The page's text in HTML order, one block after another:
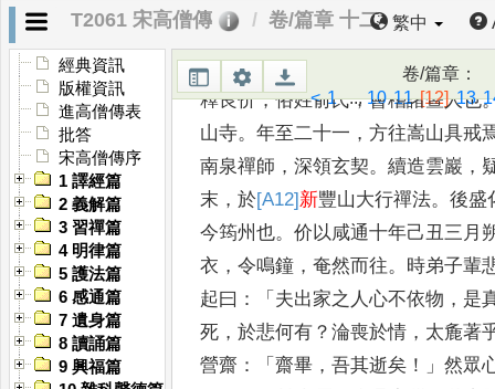
T2061 宋高僧傳 卷/篇章 十二 繁中
經典資訊
版權資訊
進高僧傳表
批答
宋高僧傳序
1 譯經篇
2 義解篇
3 習禪篇
4 明律篇
5 護法篇
6 感通篇
7 遺身篇
8 讀誦篇
9 興福篇
卷/篇章：
< 1...10 11 [12] 13
釋良价，俗姓俞氏，會稽諸暨人也
山寺。年至二十一 ，方往嵩山具戒
南泉禪師 ，深領玄契。續造雲巖 ，
末 ，於[A12]新豐山大行禪法。後盛
今筠州也。价以咸通十年己丑三月
衣 ，令鳴鐘 ，奄然而往。 時弟子輩
起曰 ：「 夫出家之人心不依物 ， 是
死 ，於悲何有 ？淪喪於情 ， 太麁著
營齋 ：「齋畢 ，吾其逝矣 ！」然眾